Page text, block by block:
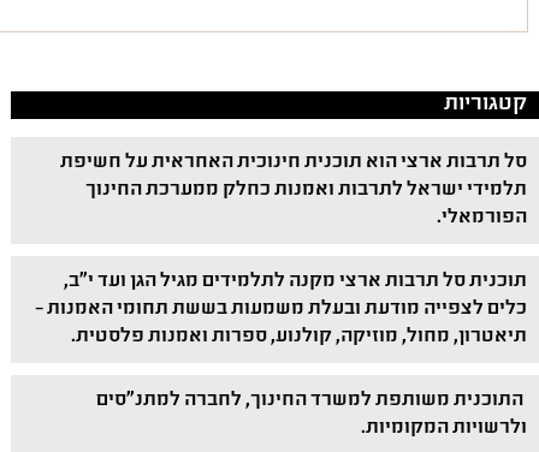
קטגוריות
סל תרבות ארצי הוא תוכנית חינוכית האחראית על חשיפת
תלמידי ישראל לתרבות ואמנות כחלק ממערכת החינוך
הפורמאלי.
תוכנית סל תרבות ארצי מקנה לתלמידים מגיל הגן ועד י"ב,
כלים לצפייה מודעת ובעלת משמעות בששת תחומי האמנות –
תיאטרון, מחול, מוזיקה, קולנוע, ספרות ואמנות פלסטית.
התוכנית משותפת למשרד החינוך, לחברה למתנ"סים
ולרשויות המקומיות.